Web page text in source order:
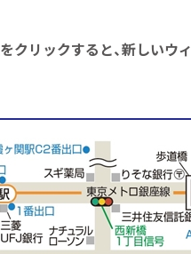
クリックすると、新しいウ